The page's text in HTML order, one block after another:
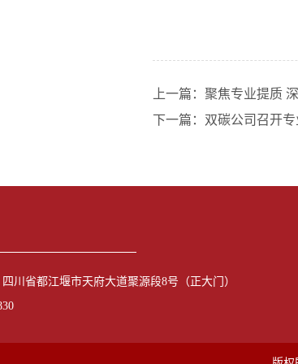
上一篇：聚焦专业提质
下一篇：双碳公司召开
川省都江堰市天府大道聚源段8号（正大门）